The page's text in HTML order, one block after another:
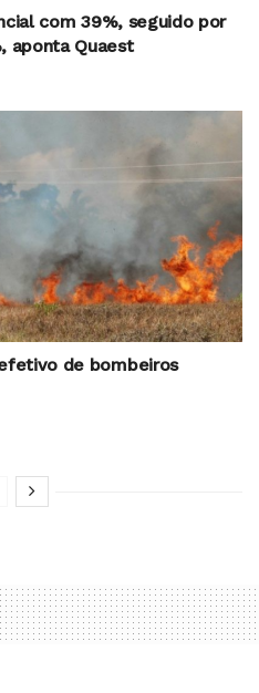
com 39%, seguido por
aponta Quaest
de bombeiros